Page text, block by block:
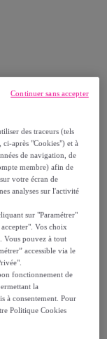
,
des traceurs (tels
ci-après "Cookies") et à
de navigation, de
membre) afin de
votre écran de
analyses sur l'activité
sur "Paramétrer"
Vos choix
Vous pouvez à tout
accessible via le
fonctionnement de
la
à consentement. Pour
Politique Cookies
Continuer sans accepter